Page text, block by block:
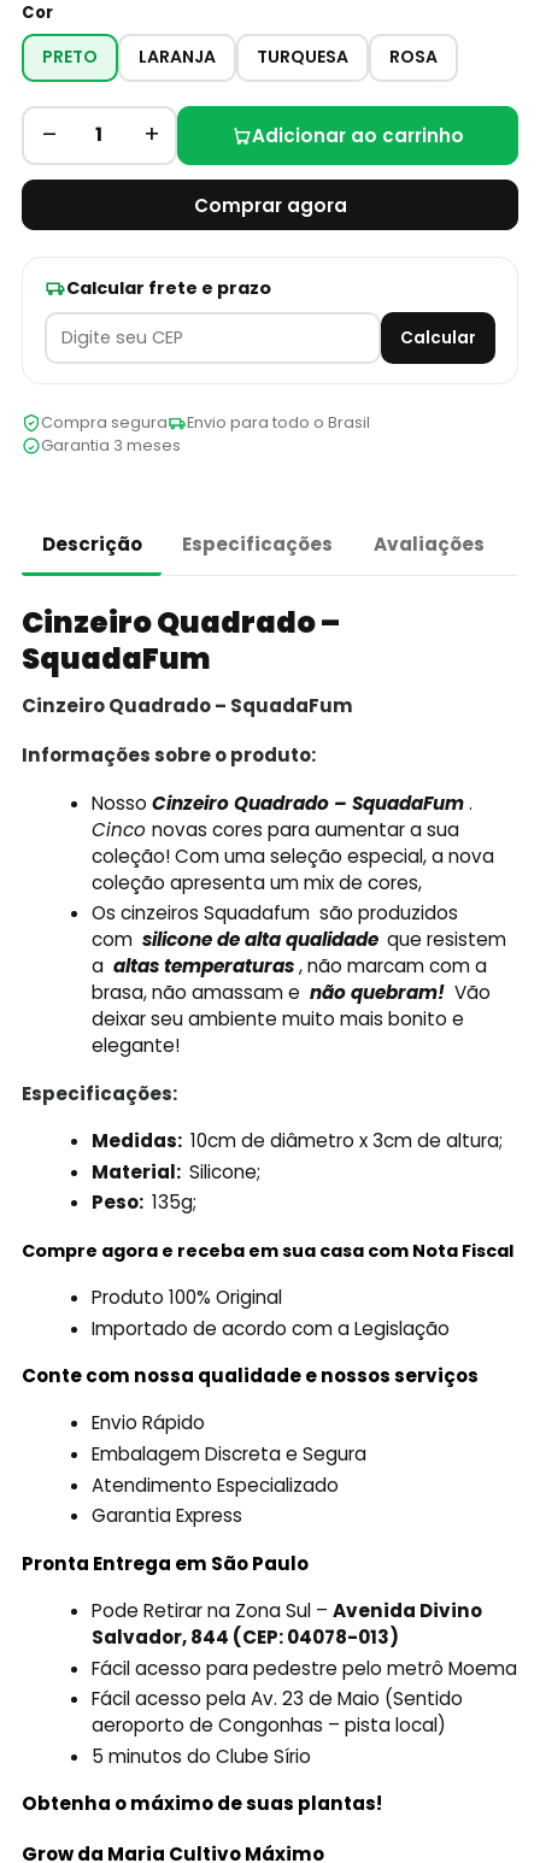
Cor
PRETO LARANJA TURQUESA ROSA
– 1 + Adicionar ao carrinho
Comprar agora
Calcular frete e prazo
Calcular
Compra segura
Envio para todo o Brasil
Garantia 3 meses
Descrição Especificações Avaliações
Cinzeiro Quadrado –
SquadaFum
Cinzeiro Quadrado – SquadaFum
Informações sobre o produto:
NossoCinzeiro Quadrado – SquadaFum.
Cinconovas cores para aumentar a sua
coleção! Com uma seleção especial, a nova
coleção apresenta um mix de cores,
Os cinzeiros Squadafum são produzidos
comsilicone de alta qualidade que resistem
aaltas temperaturas, não marcam com a
brasa, não amassam enão quebram! Vão
deixar seu ambiente muito mais bonito e
elegante!
Especificações:
Medidas: 10cm de diâmetro x 3cm de altura;
Material: Silicone;
Peso: 135g;
Compre agora e receba em sua casa com Nota Fiscal
Produto 100% Original
Importado de acordo com a Legislação
Conte com nossa qualidade e nossos serviços
Envio Rápido
Embalagem Discreta e Segura
Atendimento Especializado
Garantia Express
Pronta Entrega em São Paulo
Pode Retirar na Zona Sul –Avenida Divino
Salvador, 844 (CEP: 04078-013)
Fácil acesso para pedestre pelo metrô Moema
Fácil acesso pela Av. 23 de Maio (Sentido
aeroporto de Congonhas – pista local)
5 minutos do Clube Sírio
Obtenha o máximo de suas plantas!
Grow da Maria Cultivo Máximo